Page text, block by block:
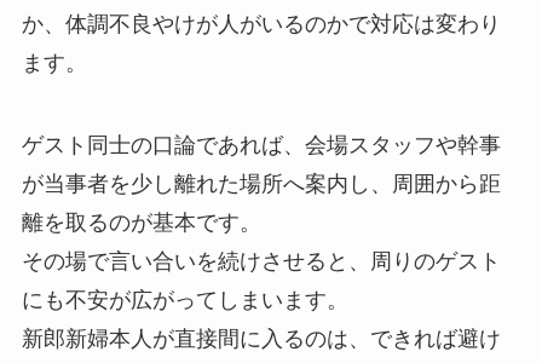
か、体調不良やけが人がいるのかで対応は変わり
ます。
ゲスト同士の口論であれば、会場スタッフや幹事
が当事者を少し離れた場所へ案内し、周囲から距
離を取るのが基本です。
その場で言い合いを続けさせると、周りのゲスト
にも不安が広がってしまいます。
新郎新婦本人が直接間に入るのは、できれば避け